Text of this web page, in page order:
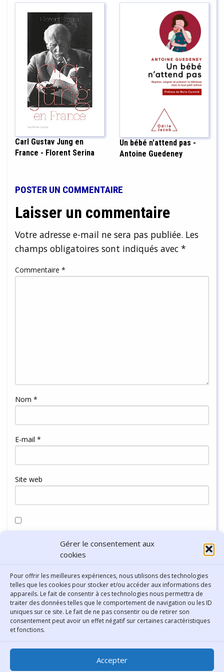
Gérer le consentement aux
cookies
Pour offrir les meilleures expériences, nous utilisons des technologies
telles que les cookies pour stocker et/ou accéder aux informations des
appareils. Le fait de consentir à ces technologies nous permettra de
traiter des données telles que le comportement de navigation ou les ID
uniques sur ce site. Le fait de ne pas consentir ou de retirer son
consentement peut avoir un effet négatif sur certaines caractéristiques
et fonctions.
Accepter
Carl Gustav Jung en
France - Florent Serina
Un bébé n'attend pas -
Antoine Guedeney
POSTER UN COMMENTAIRE
Laisser un commentaire
Votre adresse e-mail ne sera pas publiée. Les
champs obligatoires sont indiqués avec *
Commentaire *
Nom *
E-mail *
Site web
navigateur pour mon prochain commentaire.
Bibliothèque municipale de
Lyon